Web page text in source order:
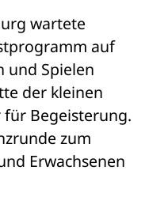
wartete
auf
und Spielen
der kleinen
Begeisterung.
zum
Erwachsenen